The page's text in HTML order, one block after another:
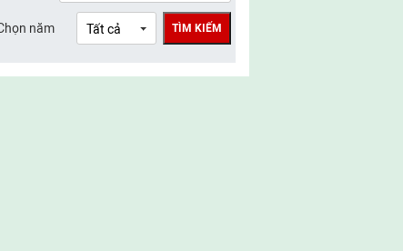
UBMTTQ Việt Nam tỉnh Lào Cai
UBMTTQ Việt Nam tỉnh Thái Nguyên
năm TÌM KIẾM